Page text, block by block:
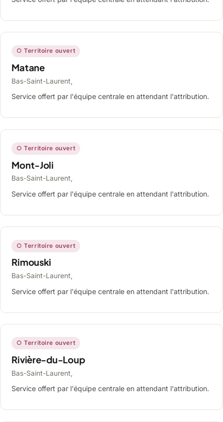
○ Territoire ouvert
Matane
Bas-Saint-Laurent,
Service offert par l'équipe centrale en attendant l'attribution.
○ Territoire ouvert
Mont-Joli
Bas-Saint-Laurent,
Service offert par l'équipe centrale en attendant l'attribution.
○ Territoire ouvert
Rimouski
Bas-Saint-Laurent,
Service offert par l'équipe centrale en attendant l'attribution.
○ Territoire ouvert
Rivière-du-Loup
Bas-Saint-Laurent,
Service offert par l'équipe centrale en attendant l'attribution.